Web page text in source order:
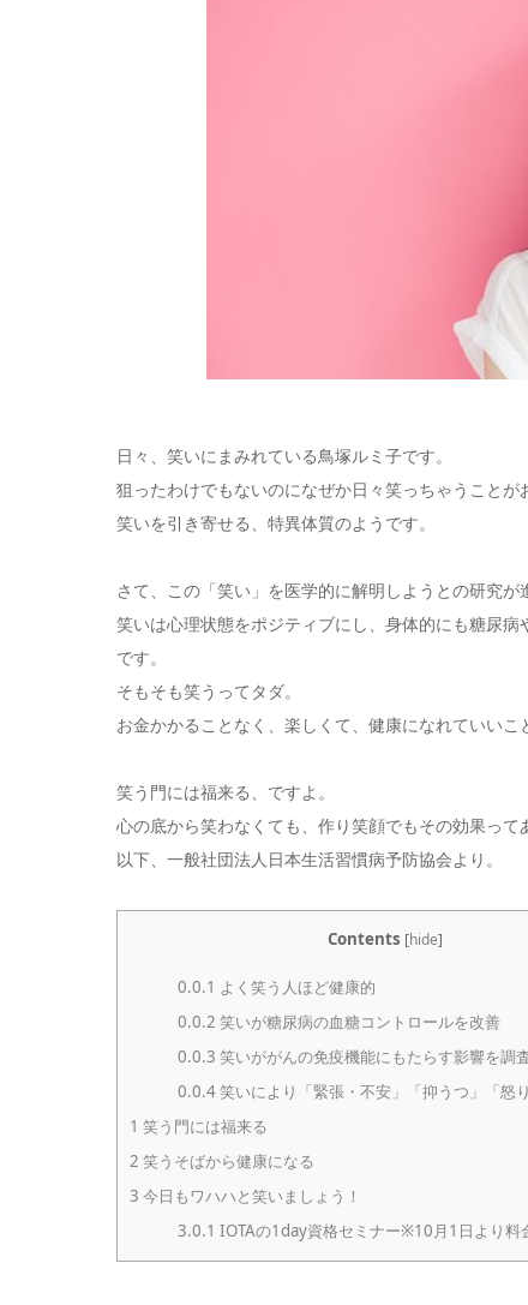
日々、笑いにまみれている鳥塚ルミ子です。
狙ったわけでもないのになぜか日々笑っちゃうことが
笑いを引き寄せる、特異体質のようです。
さて、この「笑い」を医学的に解明しようとの研究が
笑いは心理状態をポジティブにし、身体的にも糖尿
です。
そもそも笑うってタダ。
お金かかることなく、楽しくて、健康になれていいこ
笑う門には福来る、ですよ。
心の底から笑わなくても、作り笑顔でもその効果って
以下、一般社団法人日本生活習慣病予防協会より。
Contents [hide]
0.0.1 よく笑う人ほど健康的
0.0.2 笑いが糖尿病の血糖コントロールを改善
0.0.3 笑いががんの免疫機能にもたらす影響を調
0.0.4笑いにより「緊張・不安」「抑うつ」「怒
1 笑う門には福来る
2 笑うそばから健康になる
3 今日もワハハと笑いましょう！
3.0.1 IOTAの1day資格セミナー※10月1日より料